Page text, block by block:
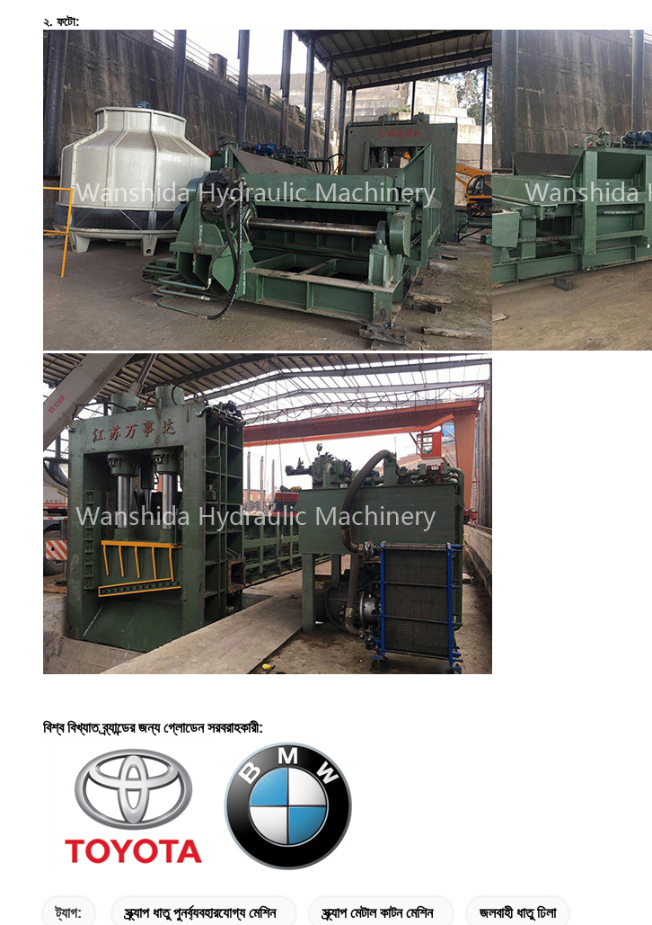
২. ফটো:
বিশ্ব বিখ্যাত ব্র্যান্ডের জন্য গ্লোডেন সরবরাহকারী:
ট্যাগ: স্ক্র্যাপ ধাতু পুনর্ব্যবহারযোগ্য মেশিন স্ক্র্যাপ মেটাল কাটন মেশিন জলবাহী ধাতু ঢিলা